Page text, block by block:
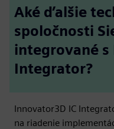
Aké ďalšie
spoločnosti
integrované s
Integrator?
Innovator3D IC
na riadenie